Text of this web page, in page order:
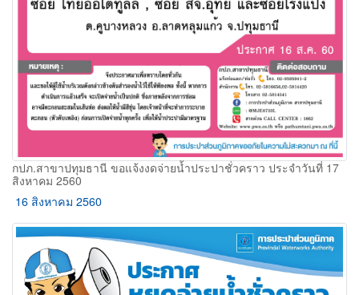
กปภ.สาขาปทุมธานี ขอแจ้งงดจ่ายน้ำประปาชั่วคราว ประจำวันที่ 17
สิงหาคม 2560
16 สิงหาคม 2560